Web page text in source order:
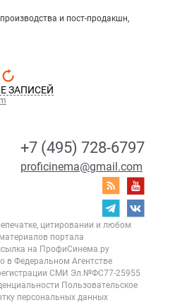
и пост-продакшн,
ЗАПИСЕЙ
+7 (495) 728-6797
proficinema@gmail.com
цитировании и любом
портала
на ПрофиСинема.ру
в Федеральном Агентстве
СМИ Эл.№ФС77-25955
Пользовательское
персональных данных